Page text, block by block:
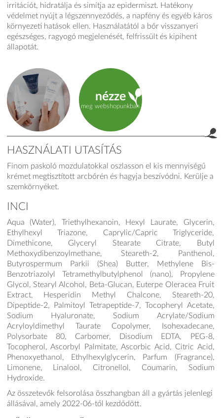
irritációt, hidratálja és simítja az epidermiszt. Hatékony
védelmet nyújt a légszennyeződés, a napfény és egyéb káros
környezeti hatások ellen. Használatától a bőr visszanyeri
egészséges, ragyogó megjelenését, felfrissült és kipihent
állapotát.
product.label.guide
nézze
meg webshopunkban
HASZNÁLATI UTASÍTÁS
Finom paskoló mozdulatokkal oszlasson el kis mennyiségű
krémet megtisztított arcbőrén és hagyja beszívódni. Kerülje a
szemkörnyéket.
INCI
Aqua (Water), Triethylhexanoin, Hexyl Laurate, Glycerin,
Ethylhexyl Triazone, Caprylic/Capric Triglyceride,
Dimethicone, Glyceryl Stearate Citrate, Butyl
Methoxydibenzoylmethane, Steareth-2, Panthenol,
Butyrospermum Parkii (Shea) Butter, Methylene Bis-
Benzotriazolyl Tetramethylbutylphenol (nano), Propylene
Glycol, Stearyl Alcohol, Beta-Glucan, Euterpe Oleracea Fruit
Extract, Hesperidin Methyl Chalcone, Steareth-20,
Dipeptide-2, Palmitoyl Tetrapeptide-7, Tocopheryl Acetate,
Sodium Hyaluronate, Sodium Acrylate/Sodium
Acryloyldimethyl Taurate Copolymer, Isohexadecane,
Polysorbate 80, Carbomer, Disodium EDTA, PEG-8,
Tocopherol, Ascorbyl Palmitate, Ascorbic Acid, Citric Acid,
Phenoxyethanol, Ethylhexylglycerin, Parfum (Fragrance),
Limonene, Linalool, Citronellol, Coumarin, Sodium
Hydroxide.
Az összetevők felsorolása összhangban áll a gyártás jelenlegi
állásával, amely 2022-06-től kezdődött.